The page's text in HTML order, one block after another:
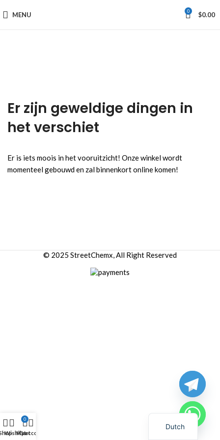
MENU 0 $0.00
Er zijn geweldige dingen in
het verschiet
Er is iets moois in het vooruitzicht! Onze winkel wordt
momenteel gebouwd en zal binnenkort online komen!
© 2025 StreetChemx, All Right Reserved
Wishlist
0
Cart
My account
Dutch